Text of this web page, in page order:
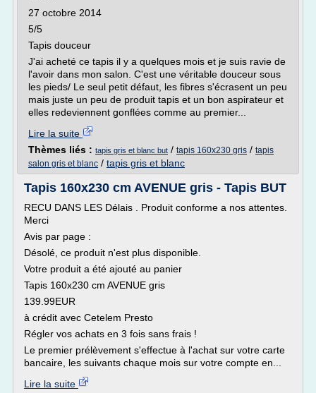
27 octobre 2014
5/5
Tapis douceur
J'ai acheté ce tapis il y a quelques mois et je suis ravie de
l'avoir dans mon salon. C'est une véritable douceur sous
les pieds/ Le seul petit défaut, les fibres s'écrasent un peu
mais juste un peu de produit tapis et un bon aspirateur et
elles redeviennent gonflées comme au premier...
Lire la suite
Thèmes liés : tapis gris et blanc but / tapis 160x230 gris / tapis
salon gris et blanc / tapis gris et blanc
Tapis 160x230 cm AVENUE gris - Tapis BUT
RECU DANS LES Délais . Produit conforme a nos attentes.
Merci
Avis par page :
Désolé, ce produit n'est plus disponible.
Votre produit a été ajouté au panier
Tapis 160x230 cm AVENUE gris
139.99EUR
à crédit avec Cetelem Presto
Régler vos achats en 3 fois sans frais !
Le premier prélèvement s'effectue à l'achat sur votre carte
bancaire, les suivants chaque mois sur votre compte en...
Lire la suite